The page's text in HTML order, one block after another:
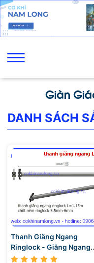
Giàn
DANH SÁCH
Thanh Giằng Ngang
Ringlock - Giằng Ngang
Ringlock